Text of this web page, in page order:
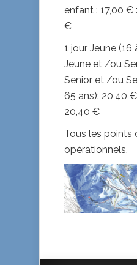
enfant : 17,00 €
€
1 jour Jeune (16
Jeune et /ou
Senior et /ou
65 ans): 20,40
20,40 €
Tous les points
opérationnels.